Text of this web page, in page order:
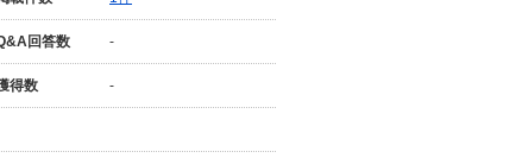
回答数 -
得数 -